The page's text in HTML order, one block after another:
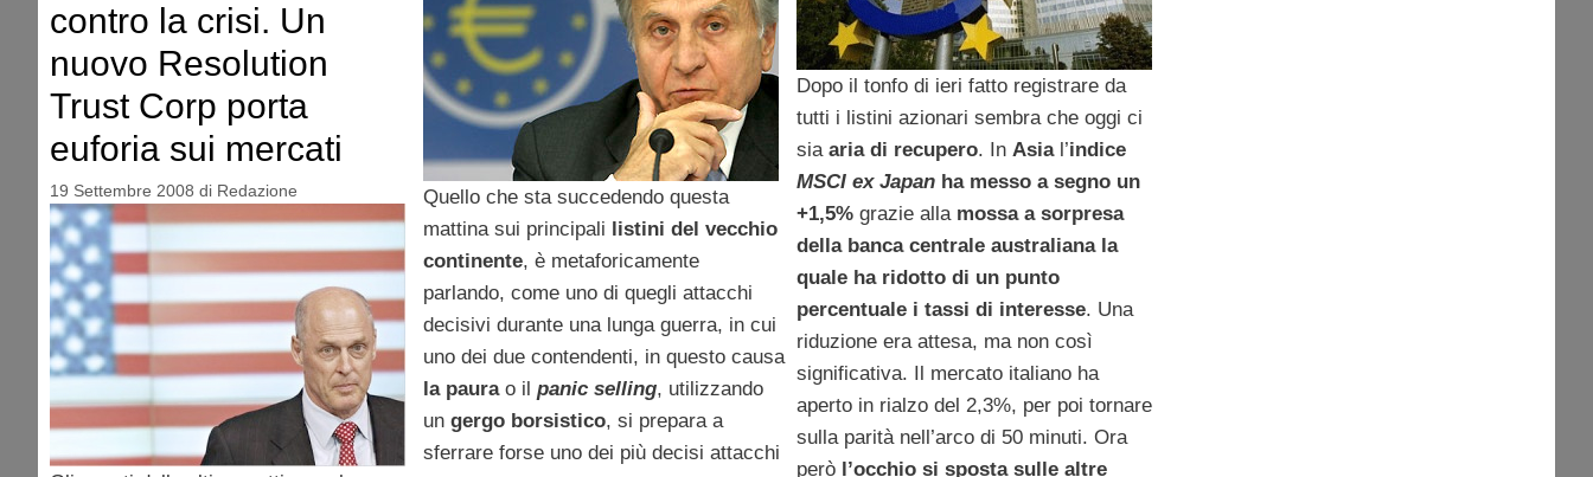
Dopo il tonfo di ieri fatto registrare da
tutti i listini azionari sembra che oggi ci
sia aria di recupero. In Asial’indice
MSCI ex Japanha messo a segno un
+1,5% grazie alla mossa a sorpresa
della banca centrale australiana la
quale ha ridotto di un punto
percentuale i tassi di interesse. Una
riduzione era attesa, ma non così
significativa. Il mercato italiano ha
aperto in rialzo del 2,3%, per poi tornare
sulla parità nell’arco di 50 minuti. Ora
però l’occhio si sposta sulle altre
Quello che sta succedendo questa
mattina sui principali
listini del vecchio
continente, è metaforicamente
parlando, come uno di quegli attacchi
decisivi durante una lunga guerra, in cui
uno dei due contendenti, in questo causa
la paurao il panic selling, utilizzando
un gergo borsistico, si prepara a
sferrare forse uno dei più decisi attacchi
contro la crisi. Un
nuovo Resolution
Trust Corp porta
euforia sui mercati
19 Settembre 2008 di Redazione